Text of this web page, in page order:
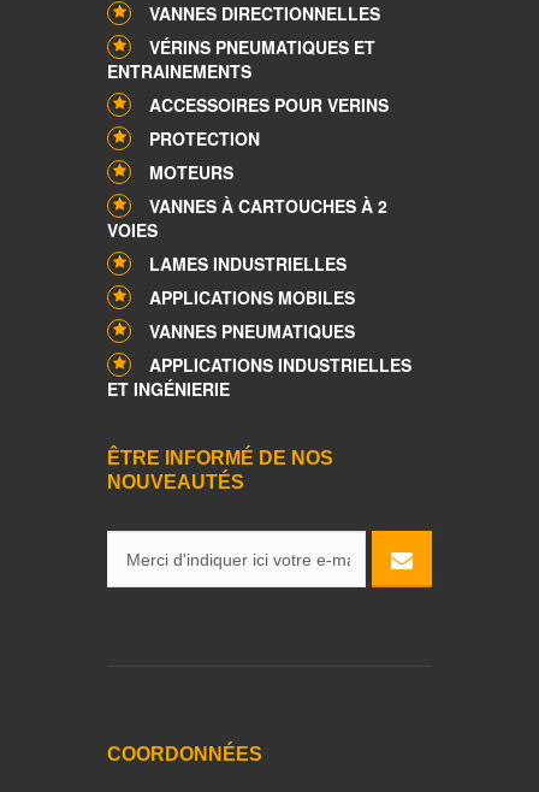
VANNES DIRECTIONNELLES
VÉRINS PNEUMATIQUES ET
ENTRAINEMENTS
ACCESSOIRES POUR VERINS
PROTECTION
MOTEURS
VANNES À CARTOUCHES À 2
VOIES
LAMES INDUSTRIELLES
APPLICATIONS MOBILES
VANNES PNEUMATIQUES
APPLICATIONS INDUSTRIELLES
ET INGÉNIERIE
ÊTRE INFORMÉ DE NOS
NOUVEAUTÉS
COORDONNÉES